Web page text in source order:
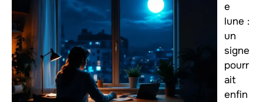
e
lune :
un
signe
pourr
ait
enfin